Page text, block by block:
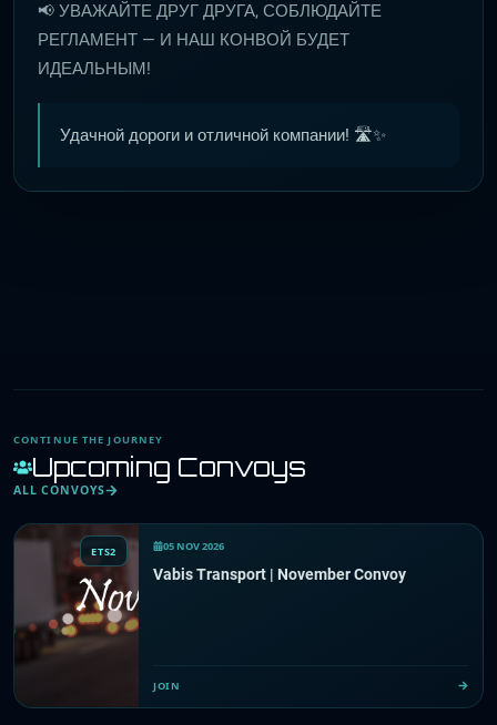
📢 УВАЖАЙТЕ ДРУГ ДРУГА, СОБЛЮДАЙТЕ
РЕГЛАМЕНТ — И НАШ КОНВОЙ БУДЕТ
ИДЕАЛЬНЫМ!
Удачной дороги и отличной компании! 🛣️✨
CONTINUE THE JOURNEY
Upcoming Convoys
ALL CONVOYS
ETS2 05 NOV 2026
Vabis Transport | November Convoy
JOIN